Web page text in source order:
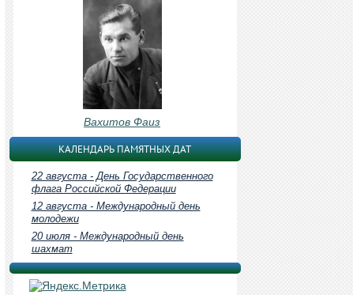
Вахитов Фаиз
КАЛЕНДАРЬ ПАМЯТНЫХ ДАТ
22 августа - День Государственного
флага Российской Федерации
12 августа - Международный день
молодежи
20 июля - Международный день
шахмат